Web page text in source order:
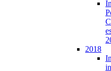
2018